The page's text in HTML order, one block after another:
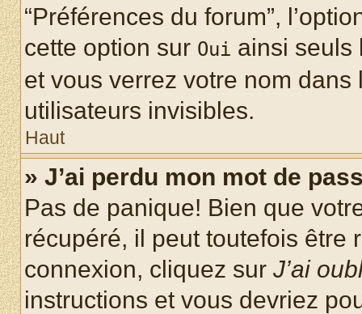
“Préférences du forum”,
cette option sur Oui ainsi seuls
et vous verrez votre nom
utilisateurs invisibles.
Haut
» J’ai perdu mon mot de
Pas de panique! Bien que
récupéré, il peut toutefois être
connexion, cliquez sur J’ai
instructions et vous devriez